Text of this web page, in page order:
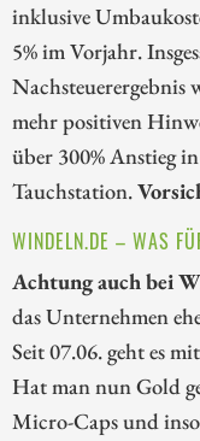
inklusive
5% im Vorjahr.
Nachsteuerergebnis
mehr positiven
über 300% Anstieg
Tauchstation.
WINDELN.DE – WAS
Achtung auch bei
das Unternehmen
Seit 07.06. geht es
Hat man nun Gold
Micro-Caps und